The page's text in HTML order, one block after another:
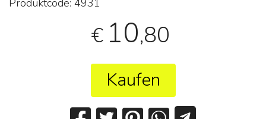
Produktcode:4931
€ 10,80
Kaufen